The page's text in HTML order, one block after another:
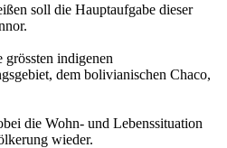
soll die Hauptaufgabe dieser
indigenen
dem bolivianischen Chaco,
die Wohn- und Lebenssituation
wieder.